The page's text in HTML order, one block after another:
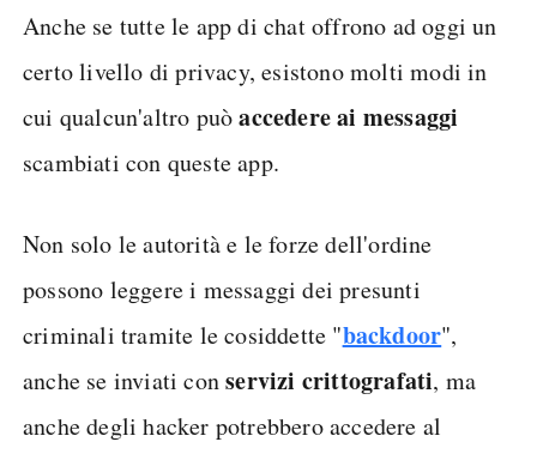
Anche se tutte le app di chat offrono ad oggi un
certo livello di privacy, esistono molti modi in
cui qualcun'altro puòaccedere ai messaggi
scambiati con queste app.
Non solo le autorità e le forze dell'ordine
possono leggere i messaggi dei presunti
criminali tramite le cosiddette "backdoor",
anche se inviati conservizi crittografati, ma
anche degli hacker potrebbero accedere al